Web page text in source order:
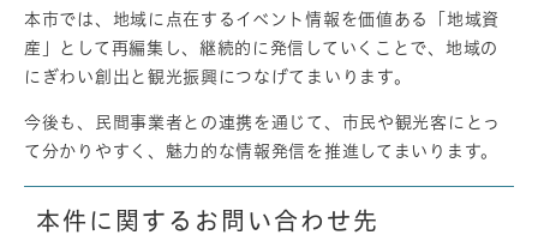
本市では、地域に点在するイベント情報を価値ある「地域資
産」として再編集し、継続的に発信していくことで、地域の
にぎわい創出と観光振興につなげてまいります。
今後も、民間事業者との連携を通じて、市民や観光客にとっ
て分かりやすく、魅力的な情報発信を推進してまいります。
本件に関するお問い合わせ先